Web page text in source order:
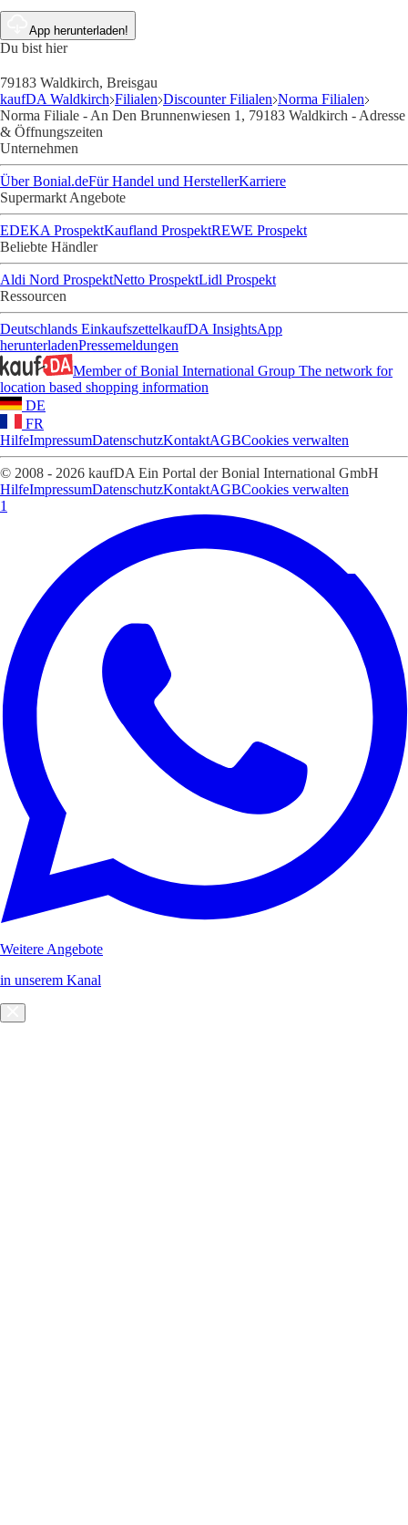
App herunterladen!
Du bist hier
79183 Waldkirch, Breisgau
kaufDA Waldkirch Filialen Discounter Filialen Norma Filialen
Norma Filiale - An Den Brunnenwiesen 1, 79183 Waldkirch - Adresse
& Öffnungszeiten
Unternehmen
Über Bonial.deFür Handel und HerstellerKarriere
Supermarkt Angebote
EDEKA ProspektKaufland ProspektREWE Prospekt
Beliebte Händler
Aldi Nord ProspektNetto ProspektLidl Prospekt
Ressourcen
Deutschlands EinkaufszettelkaufDA InsightsApp
herunterladenPressemeldungen
Member of Bonial International Group The network for
location based shopping information
DE
FR
HilfeImpressumDatenschutzKontaktAGBCookies verwalten
© 2008 - 2026 kaufDA Ein Portal der Bonial International GmbH
HilfeImpressumDatenschutzKontaktAGBCookies verwalten
1
Weitere Angebote
in unserem Kanal